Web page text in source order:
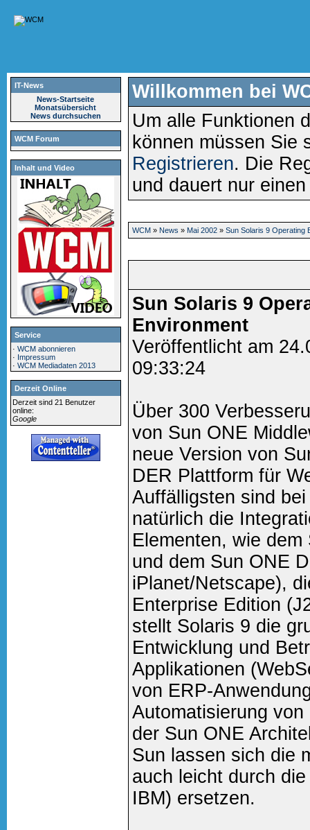
IT-News
News-Startseite
Monatsübersicht
News durchsuchen
WCM Forum
Inhalt und Video
Service
·WCM abonnieren
· Impressum
·WCM Mediadaten 2013
Derzeit Online
Derzeit sind 21 Benutzer
online:
Google
Willkommen bei
Um alle Funktionen
können müssen Sie
Registrieren. Die
und dauert nur
WCM» News » Mai 2002» Sun Solaris 9 Operating
Sun Solaris 9
Environment
Veröffentlicht am
09:33:24
Über 300
von Sun ONE
neue Version von
DER Plattform für
Auffälligsten sind
natürlich die
Elementen, wie
und dem Sun ONE
iPlanet/Netscape),
Enterprise Edition
stellt Solaris 9 die
Entwicklung und
Applikationen
von ERP-
Automatisierung
der Sun ONE
Sun lassen sich die
auch leicht durch
IBM) ersetzen.